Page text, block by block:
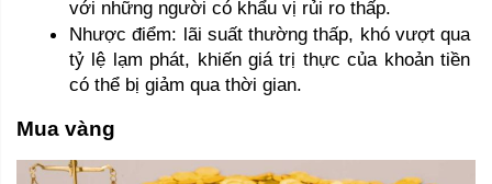
với những người có khẩu vị rủi ro thấp.
Nhược điểm: lãi suất thường thấp, khó vượt qua
tỷ lệ lạm phát, khiến giá trị thực của khoản tiền
có thể bị giảm qua thời gian.
Mua vàng